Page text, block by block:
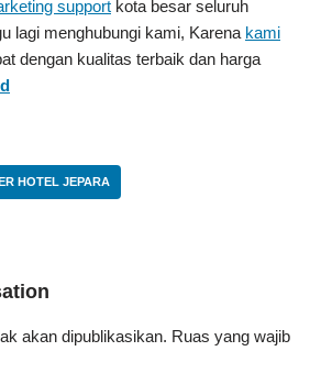
support kota besar seluruh
lagi menghubungi kami, Karena kami
dengan kualitas terbaik dan harga
HOTEL JEPARA
akan dipublikasikan. Ruas yang wajib